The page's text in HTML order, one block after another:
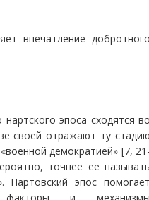
впечатление
нартского эпоса сходятся
своей отражают ту
демократией» [7,
точнее ее
Нартовский эпос